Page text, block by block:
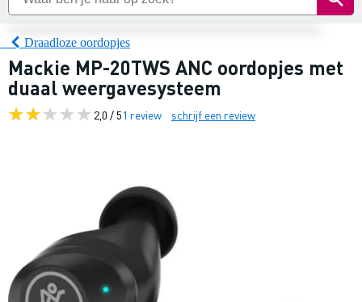
Draadloze oordopjes
Mackie MP-20TWS ANC oordopjes met
duaal weergavesysteem
2,0 / 51 review schrijf een review